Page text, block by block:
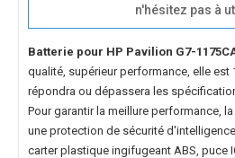
n'hésitez pas à
Batterie pour HP Pavilion G7-
qualité, supérieur performance, elle est
répondra ou dépassera les
Pour garantir la meillure performance,
une protection de sécurité
carter plastique ingifugeant ABS, puce